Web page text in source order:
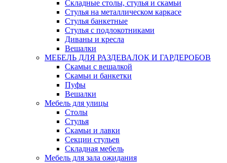
Складные столы, стулья и скамьи
Стулья на металлическом каркасе
Стулья банкетные
Стулья с подлокотниками
Диваны и кресла
Вешалки
МЕБЕЛЬ ДЛЯ РАЗДЕВАЛОК И ГАРДЕРОБОВ
Скамьи с вешалкой
Скамьи и банкетки
Пуфы
Вешалки
Мебель для улицы
Столы
Стулья
Скамьи и лавки
Секции стульев
Складная мебель
Мебель для зала ожидания